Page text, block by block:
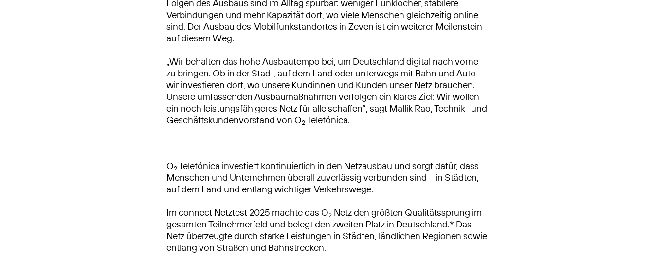
Folgen des Ausbaus sind im Alltag spürbar: weniger Funklöcher, stabilere
Verbindungen und mehr Kapazität dort, wo viele Menschen gleichzeitig online
sind. Der Ausbau des Mobilfunkstandortes in Zeven ist ein weiterer Meilenstein
auf diesem Weg.
„Wir behalten das hohe Ausbautempo bei, um Deutschland digital nach vorne
zu bringen. Ob in der Stadt, auf dem Land oder unterwegs mit Bahn und Auto –
wir investieren dort, wo unsere Kundinnen und Kunden unser Netz brauchen.
Unsere umfassenden Ausbaumaßnahmen verfolgen ein klares Ziel: Wir wollen
ein noch leistungsfähigeres Netz für alle schaffen“, sagt Mallik Rao, Technik- und
Geschäftskundenvorstand von O2Telefónica.
O2Telefónica investiert kontinuierlich in den Netzausbau und sorgt dafür, dass
Menschen und Unternehmen überall zuverlässig verbunden sind – in Städten,
auf dem Land und entlang wichtiger Verkehrswege.
Im connect Netztest 2025 machte das O2 Netz den größten Qualitätssprung im
gesamten Teilnehmerfeld und belegt den zweiten Platz in Deutschland.* Das
Netz überzeugte durch starke Leistungen in Städten, ländlichen Regionen sowie
entlang von Straßen und Bahnstrecken.